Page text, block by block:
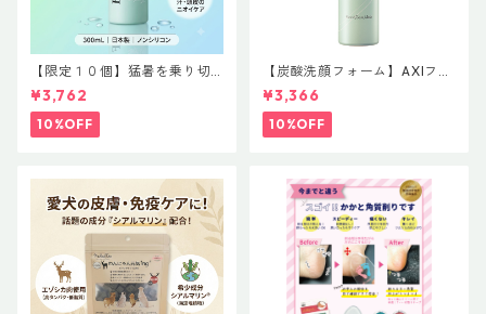
【限定１０個】猛暑を乗り切
る！サロン品質の極上クール
体験「フーチェ プレミアムAR
クールシャンプー 300ml」
¥3,762
10%OFF
【炭酸洗顔フォーム】AXIフォ
ームマスク RF-a 230ｇ Ａ
価 3,740円（本体価格 3,400
円）
¥3,366
10%OFF